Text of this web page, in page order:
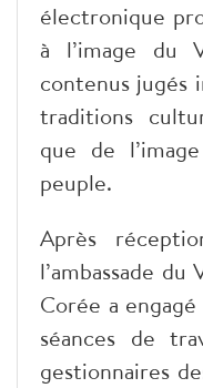
électronique
à l’image du
contenus jugés
traditions
que de
peuple.
Après
l’ambassade
Corée a
séances de
gestionnaires